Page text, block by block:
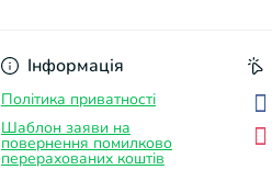
Інформація
Політика приватності
Шаблон заяви на
повернення помилково
перерахованих коштів